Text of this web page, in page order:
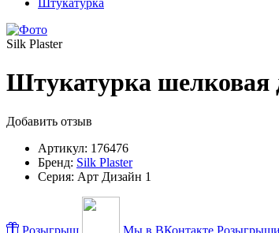
Silk Plaster
Штукатурка шелковая
Добавить отзыв
Артикул: 176476
Бренд: Silk Plaster
Серия: Арт Дизайн 1
Розыгрыш Мы в ВКонтакте